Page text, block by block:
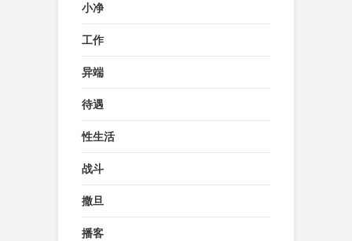
小净
工作
异端
待遇
性生活
战斗
撒旦
播客